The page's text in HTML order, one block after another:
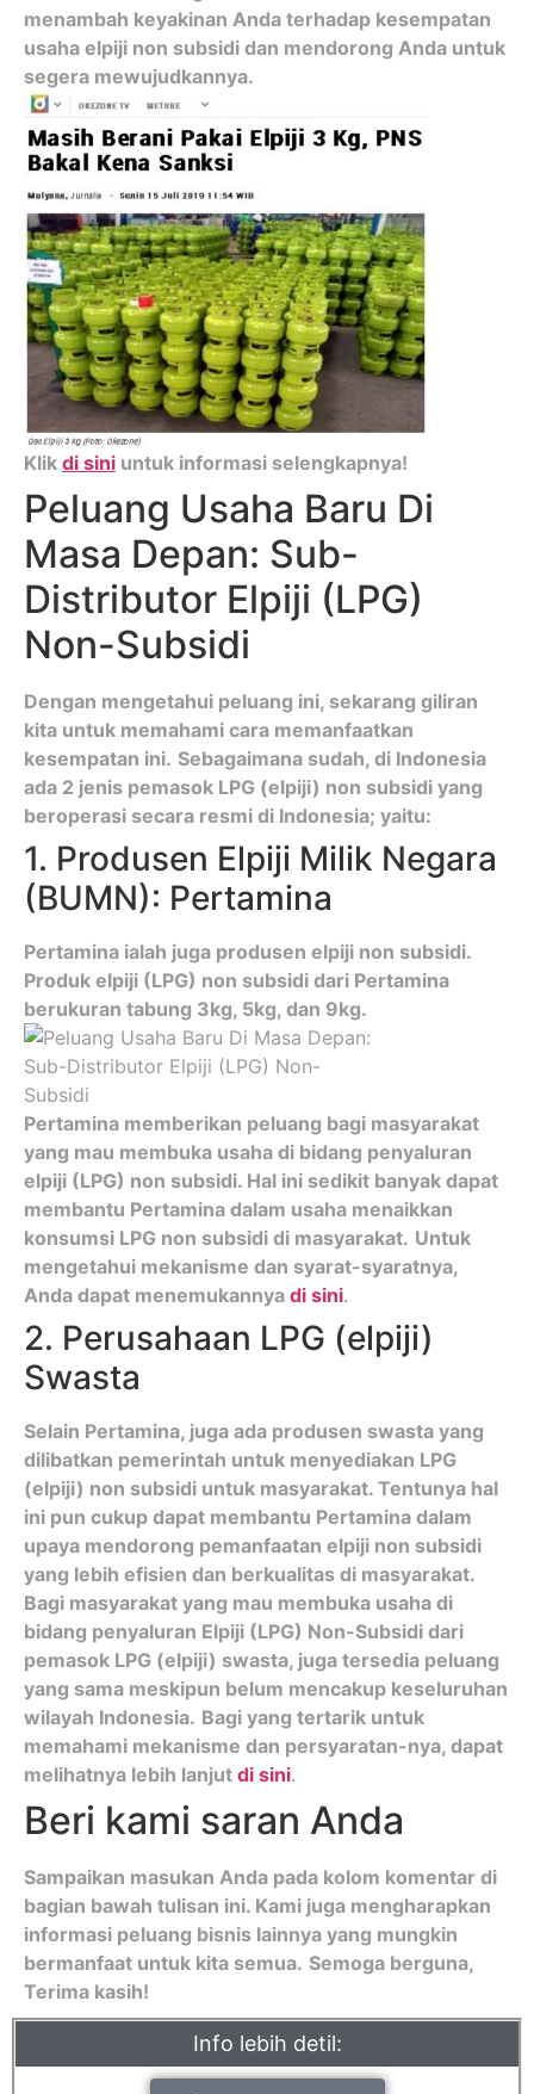
menambah keyakinan Anda terhadap kesempatan
usaha elpiji non subsidi dan mendorong Anda untuk
segera mewujudkannya.
Klik di sini untuk informasi selengkapnya!
Peluang Usaha Baru Di
Masa Depan: Sub-
Distributor Elpiji (LPG)
Non-Subsidi
Dengan mengetahui peluang ini, sekarang giliran
kita untuk memahami cara memanfaatkan
kesempatan ini. Sebagaimana sudah, di Indonesia
ada 2 jenis pemasok LPG (elpiji) non subsidi yang
beroperasi secara resmi di Indonesia; yaitu:
1. Produsen Elpiji Milik Negara
(BUMN): Pertamina
Pertamina ialah juga produsen elpiji non subsidi.
Produk elpiji (LPG) non subsidi dari Pertamina
berukuran tabung 3kg, 5kg, dan 9kg.
Pertamina memberikan peluang bagi masyarakat
yang mau membuka usaha di bidang penyaluran
elpiji (LPG) non subsidi. Hal ini sedikit banyak dapat
membantu Pertamina dalam usaha menaikkan
konsumsi LPG non subsidi di masyarakat. Untuk
mengetahui mekanisme dan syarat-syaratnya,
Anda dapat menemukannya di sini.
2. Perusahaan LPG (elpiji)
Swasta
Selain Pertamina, juga ada produsen swasta yang
dilibatkan pemerintah untuk menyediakan LPG
(elpiji) non subsidi untuk masyarakat. Tentunya hal
ini pun cukup dapat membantu Pertamina dalam
upaya mendorong pemanfaatan elpiji non subsidi
yang lebih efisien dan berkualitas di masyarakat.
Bagi masyarakat yang mau membuka usaha di
bidang penyaluran Elpiji (LPG) Non-Subsidi dari
pemasok LPG (elpiji) swasta, juga tersedia peluang
yang sama meskipun belum mencakup keseluruhan
wilayah Indonesia. Bagi yang tertarik untuk
memahami mekanisme dan persyaratan-nya, dapat
melihatnya lebih lanjut di sini.
Beri kami saran Anda
Sampaikan masukan Anda pada kolom komentar di
bagian bawah tulisan ini. Kami juga mengharapkan
informasi peluang bisnis lainnya yang mungkin
bermanfaat untuk kita semua. Semoga berguna,
Terima kasih!
Info lebih detil: